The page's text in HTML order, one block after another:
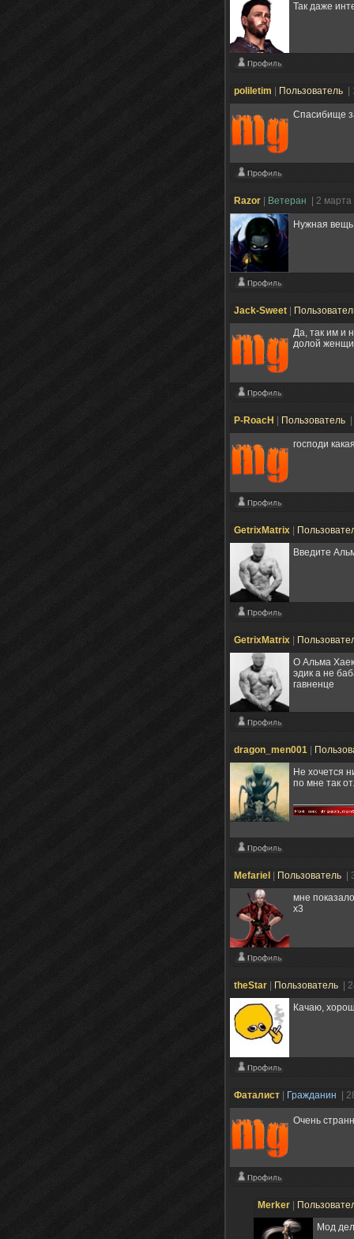
Так даже
poliletim Пользователь
Спасибище
Razоr Ветеран | 2
Нужная
Jack-Sweet
Да, так им и
долой
P-RoacH Пользователь
господи
GetrixMatrix
Введите
GetrixMatrix
О Альма
эдик а не
гавненце
dragon_men001
Не хочется
по мне так
Mefariel Пользователь
|
мне
х3
theStar Пользователь
|
Качаю,
Фаталист Гражданин |
Очень
Merker
Мод